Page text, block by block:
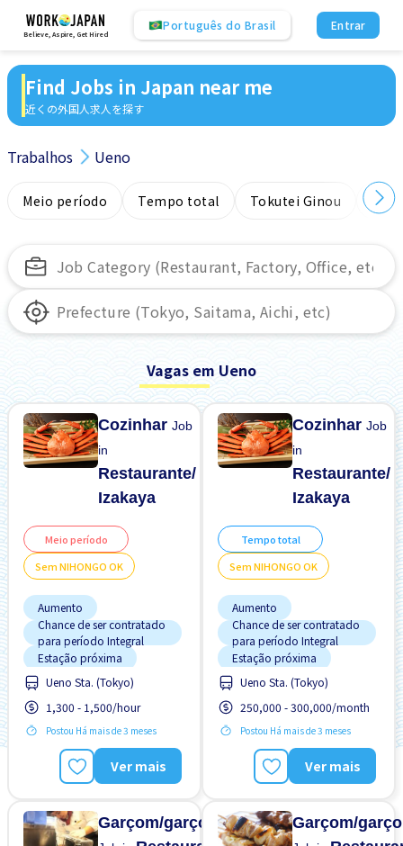
Believe, Aspire, Get Hired
Português do Brasil Entrar
Find Jobs in Japan near me
近くの外国人求人を探す
Trabalhos Ueno
Meio período Tempo total Tokutei Ginou
Vagas em Ueno
CozinharJob
in
Restaurante/
Izakaya
Meio período
Sem NIHONGO OK
Aumento
Chance de ser contratado
para período Integral
Estação próxima
Estrangeiro trabalhando
Potêncial para Salário
Alto
Preferência por Homens
Preferência por Mulheres
Promoção
Refeições Fornecidas
Ueno Sta. (Tokyo)
1,300 - 1,500/hour
Postou Há mais de 3 meses
Ver mais
CozinharJob
in
Restaurante/
Izakaya
Tempo total
Sem NIHONGO OK
Aumento
Chance de ser contratado
para período Integral
Estação próxima
Estrangeiro trabalhando
Potêncial para Salário
Alto
Preferência por Homens
Preferência por Mulheres
Promoção
Refeições Fornecidas
Ueno Sta. (Tokyo)
250,000 - 300,000/month
Postou Há mais de 3 meses
Ver mais
Garçom/garçonete Garçom/